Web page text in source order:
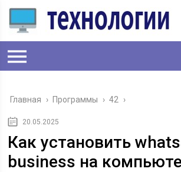
Главная › Программы › 42 ›
20.05.2025
Как установить
business на